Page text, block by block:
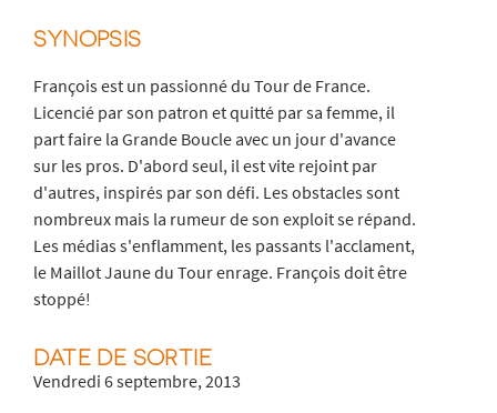
SYNOPSIS
François est un passionné du Tour de France.
Licencié par son patron et quitté par sa femme, il
part faire la Grande Boucle avec un jour d'avance
sur les pros. D'abord seul, il est vite rejoint par
d'autres, inspirés par son défi. Les obstacles sont
nombreux mais la rumeur de son exploit se répand.
Les médias s'enflamment, les passants l'acclament,
le Maillot Jaune du Tour enrage. François doit être
stoppé!
DATE DE SORTIE
Vendredi 6 septembre, 2013